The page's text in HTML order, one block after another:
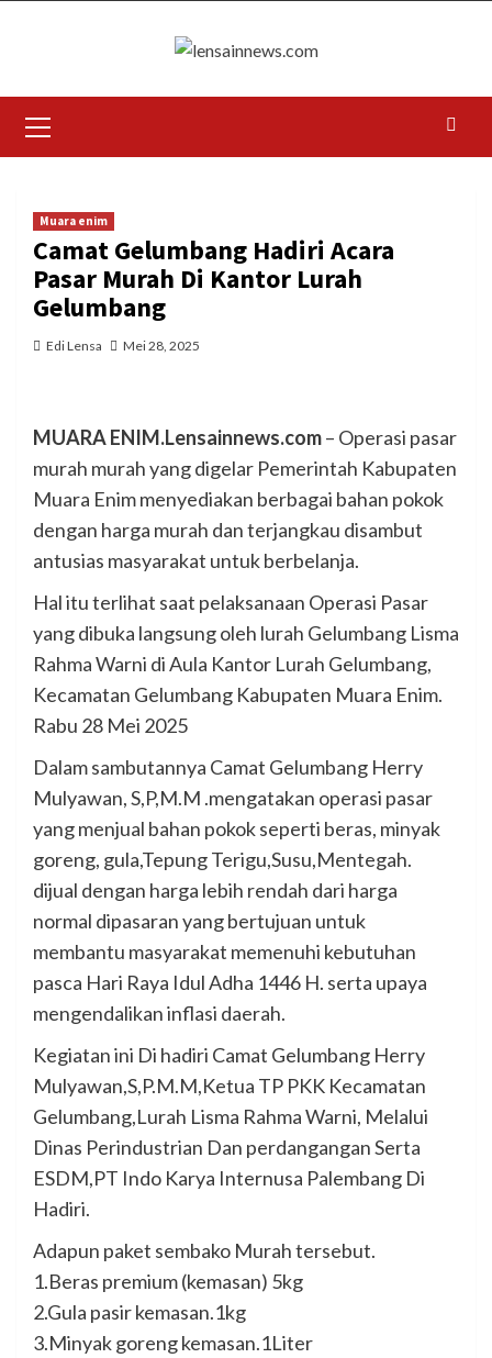
Menu
Muara enim
Camat Gelumbang Hadiri Acara
Pasar Murah Di Kantor Lurah
Gelumbang
Edi Lensa Mei 28, 2025
MUARA ENIM.Lensainnews.com– Operasi pasar
murah murah yang digelar Pemerintah Kabupaten
Muara Enim menyediakan berbagai bahan pokok
dengan harga murah dan terjangkau disambut
antusias masyarakat untuk berbelanja.
Hal itu terlihat saat pelaksanaan Operasi Pasar
yang dibuka langsung oleh lurah Gelumbang Lisma
Rahma Warni di Aula Kantor Lurah Gelumbang,
Kecamatan Gelumbang Kabupaten Muara Enim.
Rabu 28 Mei 2025
Dalam sambutannya Camat Gelumbang Herry
Mulyawan, S,P,M.M .mengatakan operasi pasar
yang menjual bahan pokok seperti beras, minyak
goreng, gula,Tepung Terigu,Susu,Mentegah.
dijual dengan harga lebih rendah dari harga
normal dipasaran yang bertujuan untuk
membantu masyarakat memenuhi kebutuhan
pasca Hari Raya Idul Adha 1446 H. serta upaya
mengendalikan inflasi daerah.
Kegiatan ini Di hadiri Camat Gelumbang Herry
Mulyawan,S,P.M.M,Ketua TP PKK Kecamatan
Gelumbang,Lurah Lisma Rahma Warni, Melalui
Dinas Perindustrian Dan perdangangan Serta
ESDM,PT Indo Karya Internusa Palembang Di
Hadiri.
Adapun paket sembako Murah tersebut.
1.Beras premium (kemasan) 5kg
2.Gula pasir kemasan.1kg
3.Minyak goreng kemasan.1Liter